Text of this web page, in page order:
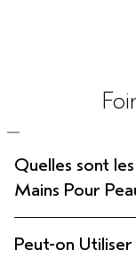
Quelles sont
Mains Pour
Peut-on